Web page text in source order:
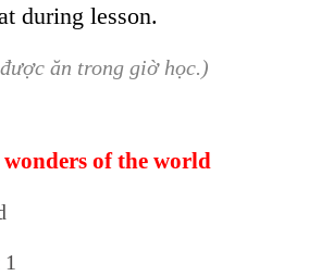
during lesson.
ăn trong giờ học.)
of the world